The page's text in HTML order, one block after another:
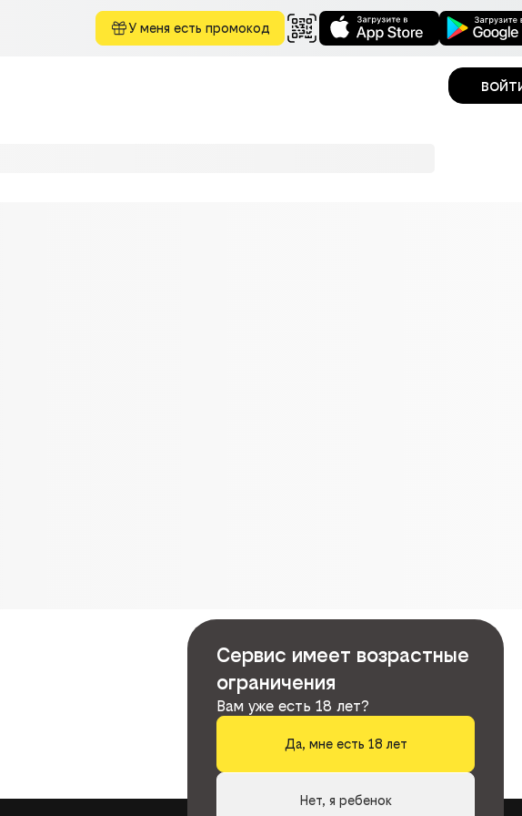
У меня есть промокод
Сервис имеет возрастные
ограничения
Вам уже есть 18 лет?
Да, мне есть 18 лет
Нет, я ребенок